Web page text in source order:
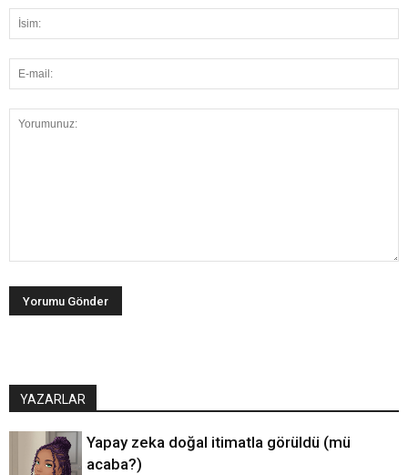
YAZARLAR
Yapay zeka doğal itimatla görüldü (mü
acaba?)